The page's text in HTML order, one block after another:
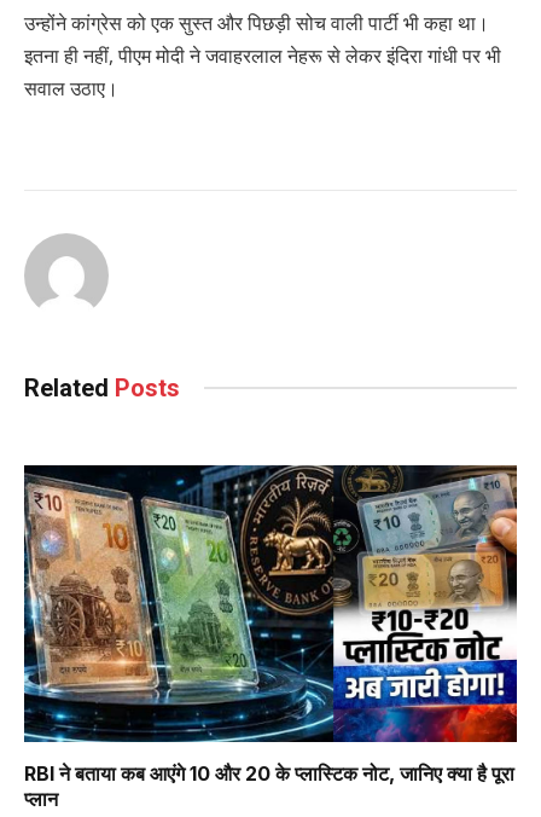
उन्होंने कांग्रेस को एक सुस्त और पिछड़ी सोच वाली पार्टी भी कहा था।
इतना ही नहीं, पीएम मोदी ने जवाहरलाल नेहरू से लेकर इंदिरा गांधी पर भी
सवाल उठाए।
Related Posts
RBI ने बताया कब आएंगे ₹10 और ₹20 के प्लास्टिक नोट, जानिए क्या है पूरा
प्लान